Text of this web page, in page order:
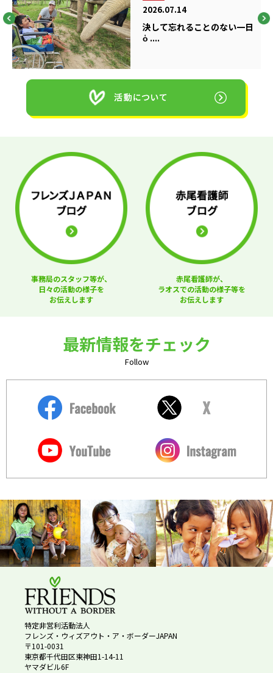
2026.07.14
決して忘れることのない一日
ὁ ....
事務局のスタッフ等が、
日々の活動の様子を
お伝えします
赤尾看護師が、
ラオスでの活動の様子等を
お伝えします
最新情報をチェック
Follow
特定非営利活動法人
フレンズ・ウィズアウト・ア・ボーダーJAPAN
〒101-0031
東京都千代田区東神田1-14-11
ヤマダビル6F